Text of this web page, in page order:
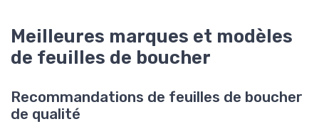
Meilleures marques et modèles
de feuilles de boucher
Recommandations de feuilles de boucher
de qualité